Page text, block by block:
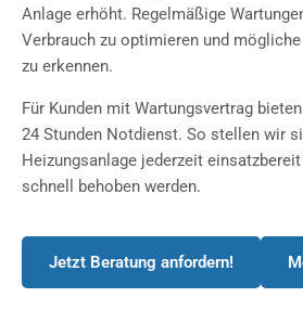
Anlage erhöht. Regelmäßige
Verbrauch zu optimieren und
zu erkennen.
Für Kunden mit Wartungsvertrag
24 Stunden Notdienst. So stellen wir
Heizungsanlage jederzeit
schnell behoben werden.
Jetzt Beratung anfordern!